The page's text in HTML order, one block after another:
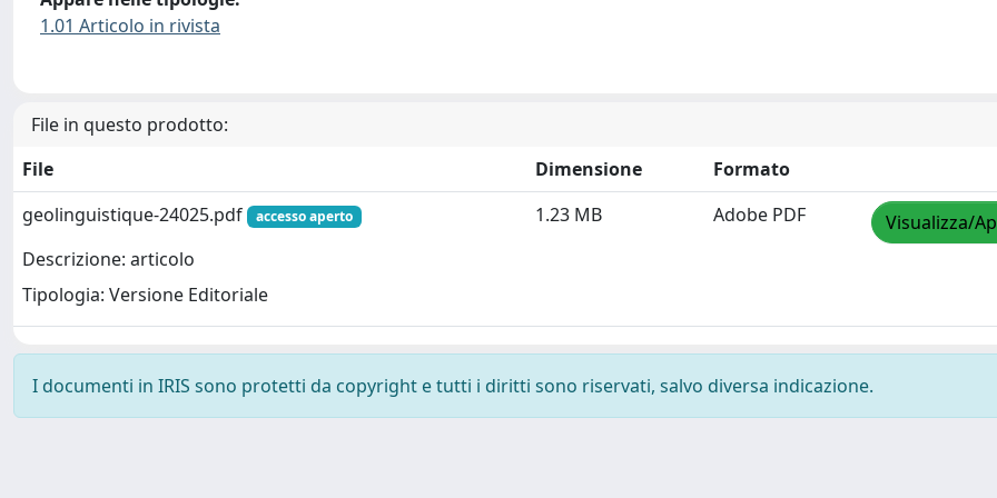
1.01 Articolo in rivista
File in questo prodotto:
File
Dimensione
Formato
geolinguistique-24025.pdf
accesso aperto
Descrizione: articolo
Tipologia: Versione Editoriale
1.23 MB Adobe PDF Visualizza/
I documenti in IRIS sono protetti da copyright e tutti i diritti sono riservati, salvo diversa indicazione.